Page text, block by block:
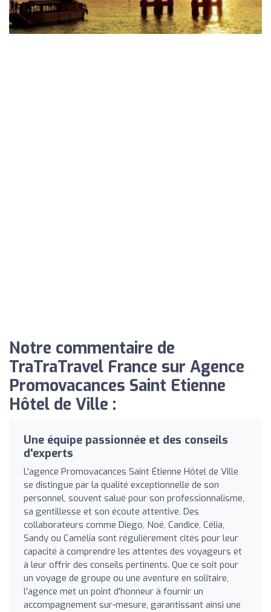
Notre commentaire de
TraTraTravel France sur Agence
Promovacances Saint Etienne
Hôtel de Ville :
Une équipe passionnée et des conseils
d'experts
L'agence Promovacances Saint Étienne Hôtel de Ville
se distingue par la qualité exceptionnelle de son
personnel, souvent salué pour son professionnalisme,
sa gentillesse et son écoute attentive. Des
collaborateurs comme Diego, Noé, Candice, Célia,
Sandy ou Camélia sont régulièrement cités pour leur
capacité à comprendre les attentes des voyageurs et
à leur offrir des conseils pertinents. Que ce soit pour
un voyage de groupe ou une aventure en solitaire,
l'agence met un point d'honneur à fournir un
accompagnement sur-mesure, garantissant ainsi une